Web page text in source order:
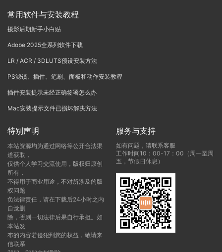
常用软件与安装教程
摄影后期新手小白贴
Adobe 2025全系列软件下载
LR / ACR / 3DLUTS预设安装方法
PS滤镜、插件、笔刷、面板和动作安装教程
插件安装提示未经正确签署怎么办
Mac安装提示文件已损坏解决方法
特别声明
本站资源均为通过网络等公开合法渠
道获取，
仅供个人学习交流使用，版权归原创
所有，
不得用于商业用途，不对所涉及的版
权问题
负法律责任，请在下载后24小时之内
自觉删
除，否则一切法律后果自行承担。如
本站发
布的内容若侵犯到您的权益，敬请来
信联系
服务与支持
如有问题，请联系客服
工作时间10：00-17：00（周一至周
五，节假日休息）